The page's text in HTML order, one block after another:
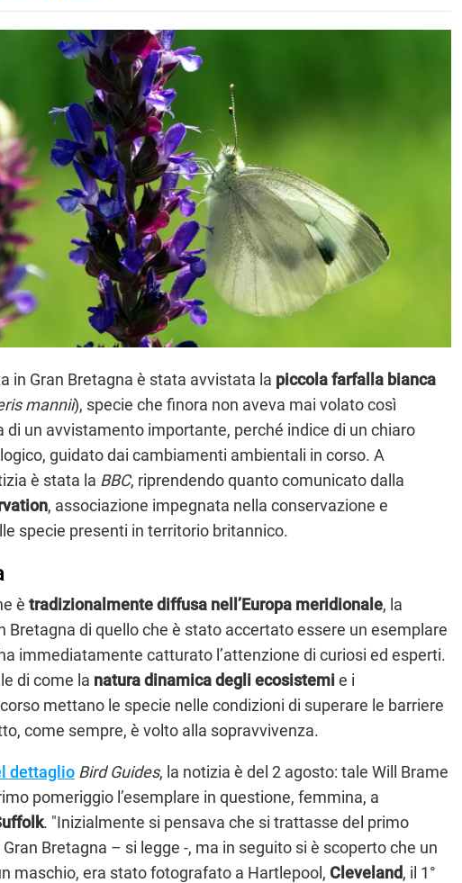
si dedica alle dinamiche di Google.
in Gran Bretagna è stata avvistata la piccola farfalla bianca
mannii), specie che finora non aveva mai volato così
di un avvistamento importante, perché indice di un chiaro
guidato dai cambiamenti ambientali in corso. A
è stata la BBC, riprendendo quanto comunicato dalla
, associazione impegnata nella conservazione e
specie presenti in territorio britannico.
è tradizionalmente diffusa nell’Europa meridionale, la
Bretagna di quello che è stato accertato essere un esemplare
immediatamente catturato l’attenzione di curiosi ed esperti.
di come la natura dinamica degli ecosistemie i
mettano le specie nelle condizioni di superare le barriere
come sempre, è volto alla sopravvivenza.
dettaglio Bird Guides, la notizia è del 2 agosto: tale Will Brame
pomeriggio l’esemplare in questione, femmina, a
. "Inizialmente si pensava che si trattasse del primo
Bretagna – si legge -, ma in seguito si è scoperto che un
maschio, era stato fotografato a Hartlepool, Cleveland, il 1°